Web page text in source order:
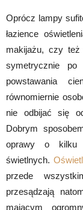
Oprócz lampy
łazience
makijażu, czy
symetrycznie
powstawania
równomiernie
nie odbijać się
Dobrym
oprawy o kilku
świetlnych.
przede
przesądzają
mającym